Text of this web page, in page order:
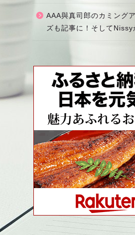
AAA與真司郎のカミング
ズも記事に！そしてNissy